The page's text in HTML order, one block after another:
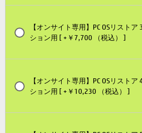
【オンサイト専用】PC OSリスト
ション用 [ +￥7,700 （税込） ]
【オンサイト専用】PC OSリスト
ション用 [ +￥10,230 （税込） ]